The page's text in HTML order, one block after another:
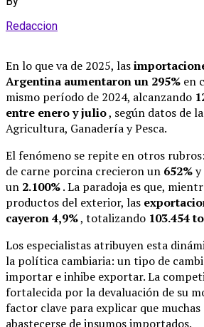
Redaccion
En lo que va de 2025, las
Argentina aumentaron un 295% en
mismo período de 2024, alcanzando
entre enero y julio, según datos de
Agricultura, Ganadería y Pesca.
El fenómeno se repite en otros
de carne porcina crecieron un 652%y
un 2.100%. La paradoja es que,
productos del exterior, las
cayeron 4,9%, totalizando 103.454
Los especialistas atribuyen esta
la política cambiaria: un tipo de
importar e inhibe exportar. La
fortalecida por la devaluación de su
factor clave para explicar que
abastecerse de insumos importados.